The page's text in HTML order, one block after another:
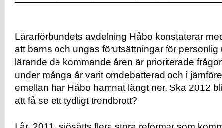
Lärarförbundets avdelning Håbo konstaterar
att barns och ungas förutsättningar för personlig
lärande de kommande åren är prioriterade
under många år varit omdebatterad och i
emellan har Håbo hamnat långt ner. Ska 2012
att få se ett tydligt trendbrott?